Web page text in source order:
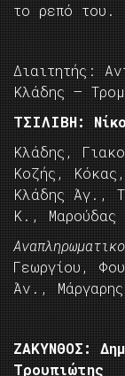
το ρεπό του.
Διαιτητής:
Κλάδης –
ΤΣΙΛΙΒΗ:
Κλάδης,
Κοζής,
Κλάδης Άγ.,
Κ., Μαρούδας
Γεωργίου,
Άν.,
ΖΑΚΥΝΘΟΣ:
Τρουπιώτης